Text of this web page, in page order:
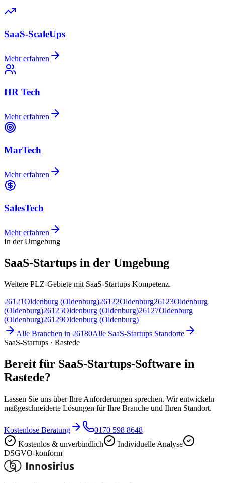
SaaS-ScaleUps
Mehr erfahren
HR Tech
Mehr erfahren
MarTech
Mehr erfahren
SalesTech
Mehr erfahren
In der Umgebung
SaaS-Startups in der Umgebung
Weitere PLZ-Gebiete mit SaaS-Startups Kompetenz.
26121Oldenburg (Oldenburg)26122Oldenburg26123Oldenburg
(Oldenburg)26125Oldenburg (Oldenburg)26127Oldenburg
(Oldenburg)26129Oldenburg (Oldenburg)
Alle Branchen in 26180Alle SaaS-Startups Standorte
SaaS-Startups · Rastede
Bereit für SaaS-Startups-Software in
Rastede?
Lassen Sie uns über Ihre Anforderungen sprechen. Wir entwickeln
maßgeschneiderte Lösungen für Ihre Branche und Ihren Standort.
Kostenlose Beratung
0170 598 8648
Kostenlos & unverbindlich
Individuelle Analyse
DSGVO-konform